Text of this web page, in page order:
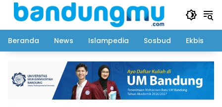
Langsung
Beranda
News Islampedia Sosbud Ekbis